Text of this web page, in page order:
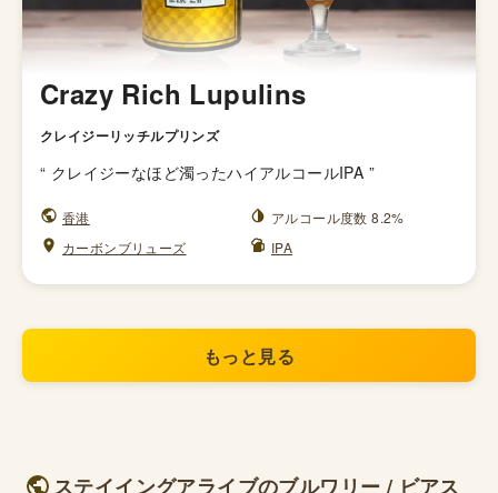
Crazy Rich Lupulins
クレイジーリッチルプリンズ
“ クレイジーなほど濁ったハイアルコールIPA ”
香港
アルコール度数 8.2%
カーボンブリューズ
IPA
もっと見る
ステイイングアライブのブルワリー / ビアス